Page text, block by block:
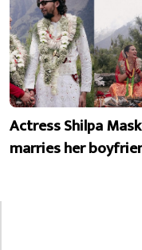
Actress Shilpa
marries her